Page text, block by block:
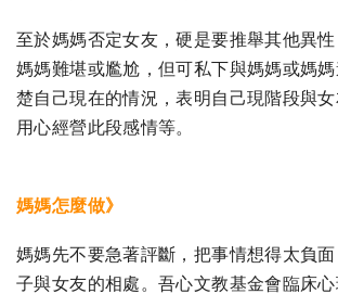
至於媽媽否定女友，硬是要推舉其他異
媽媽難堪或尷尬，但可私下與媽媽或媽
楚自己現在的情況，表明自己現階段與
用心經營此段感情等。
媽媽怎麼做》
媽媽先不要急著評斷，把事情想得太負
子與女友的相處。吾心文教基金會臨床